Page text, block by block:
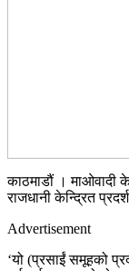
काठमाडौं । माओवादी
राजधानी केन्द्रित
Advertisement
‘यो (प्रसाईं समूहको